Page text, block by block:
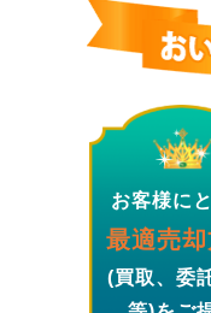
お客様に
最適売
(買取、委